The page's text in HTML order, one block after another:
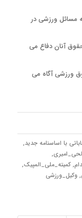
مسائل ورزشی در
حقوق آنان دفاع می
ورزشی آگاه می
با اساسنامه جدید,
,
,کمیته_ملی_المپیک,
,وکیل_ورزشی